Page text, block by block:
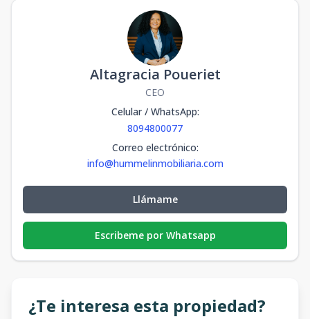
Altagracia Poueriet
CEO
Celular / WhatsApp:
8094800077
Correo electrónico:
info@hummelinmobiliaria.com
Llámame
Escribeme por Whatsapp
¿Te interesa esta propiedad?